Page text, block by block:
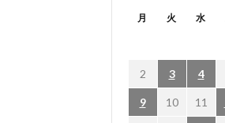
月 火 水
2 3 4
9 10 11